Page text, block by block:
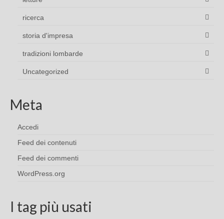
ricerca
storia d'impresa
tradizioni lombarde
Uncategorized
Meta
Accedi
Feed dei contenuti
Feed dei commenti
WordPress.org
I tag più usati